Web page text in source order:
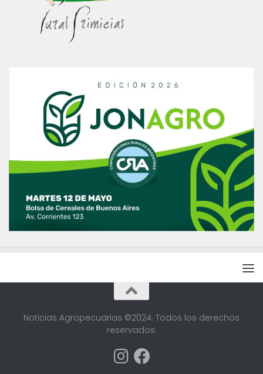
Noticias Agropecuarias ©2024. Todos los derechos
reservados.